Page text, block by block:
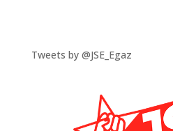
Tweets by @JSE_Egaz